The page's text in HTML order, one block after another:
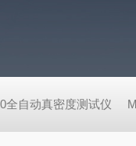
全自动真密度测试仪